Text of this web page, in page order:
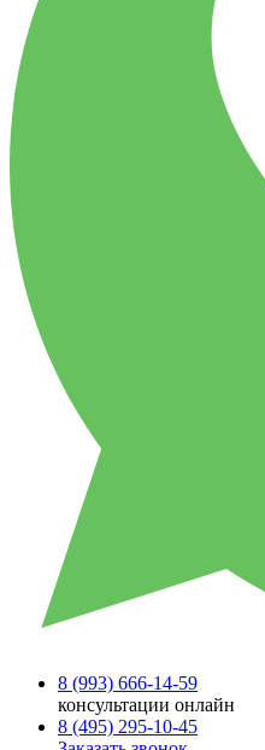
8 (993) 666-14-59
консультации онлайн
8 (495) 295-10-45